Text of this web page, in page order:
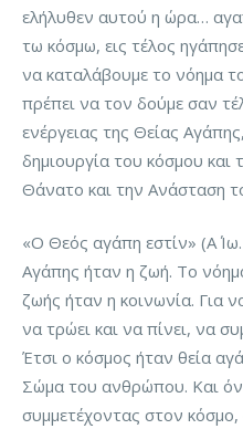
ελήλυθεν αυτού η ώρα…
τω κόσμω, εις τέλος
να καταλάβουμε το νόημα
πρέπει να τον δούμε σαν
ενέργειας της Θείας
δημιουργία του κόσμου και
Θάνατο και την Ανάσταση
«Ο Θεός αγάπη εστίν» (Α΄
Αγάπης ήταν η ζωή. Το
ζωής ήταν η κοινωνία. Για
να τρώει και να πίνει, να
Έτσι ο κόσμος ήταν θεία
Σώμα του ανθρώπου. Και
συμμετέχοντας στον